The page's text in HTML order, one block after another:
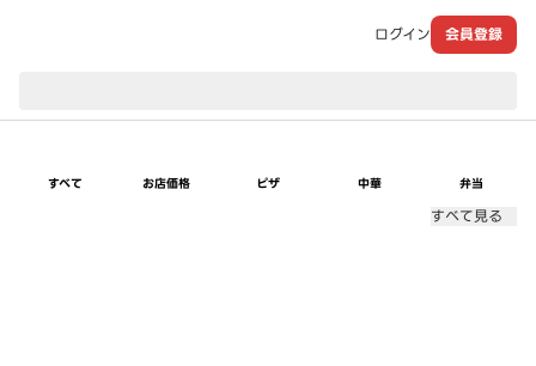
ログイン 会員登録
すべて お店価格 ピザ 中華 弁当
すべて見る